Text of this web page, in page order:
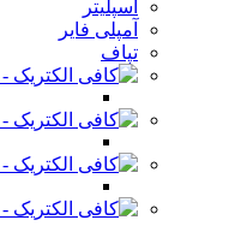
اسپلیتر
آمپلی فایر
تپاف